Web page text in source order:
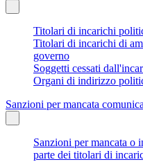
Titolari di incarichi
Titolari di incarichi di
governo
Soggetti cessati
Organi di indirizzo
Sanzioni per mancata
Sanzioni per mancata o
parte dei titolari di